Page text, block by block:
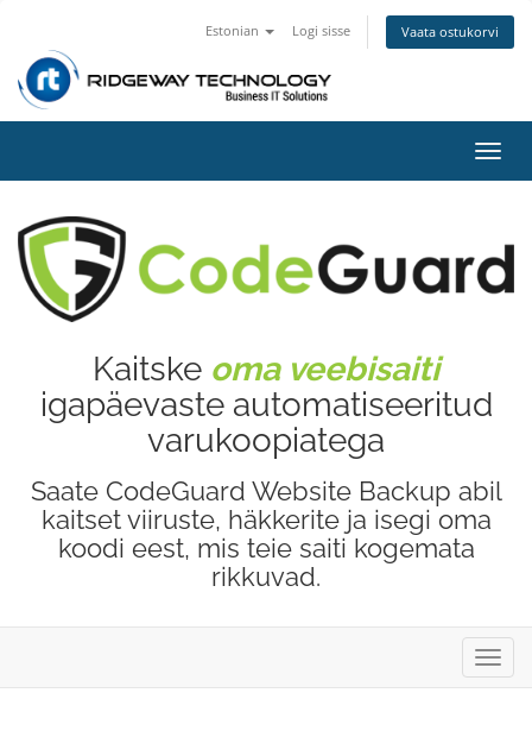
Estonian Logi sisse Vaata ostukorvi
Kaitske oma veebisaiti
igapäevaste automatiseeritud
varukoopiatega
Saate CodeGuard Website Backup abil
kaitset viiruste, häkkerite ja isegi oma
koodi eest, mis teie saiti kogemata
rikkuvad.